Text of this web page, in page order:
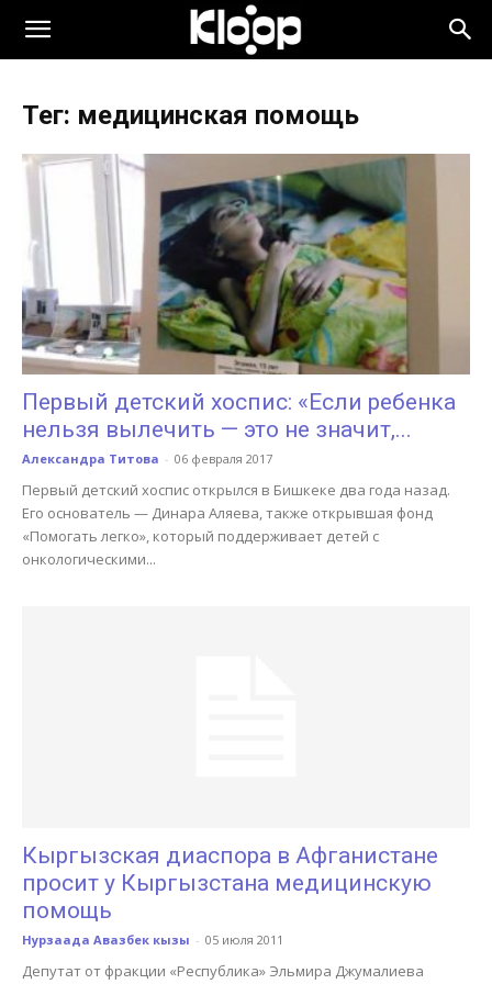
KLOOP.KG
Новости
Кыргызстана
Тег: медицинская помощь
Первый детский хоспис: «Если ребенка
нельзя вылечить — это не значит,...
Александра Титова - 06 февраля 2017
Первый детский хоспис открылся в Бишкеке два года назад.
Его основатель — Динара Аляева, также открывшая фонд
«Помогать легко», который поддерживает детей с
онкологическими...
Кыргызская диаспора в Афганистане
просит у Кыргызстана медицинскую
помощь
Нурзaада Авазбек кызы - 05 июля 2011
Депутат от фракции «Республика» Эльмира Джумалиева